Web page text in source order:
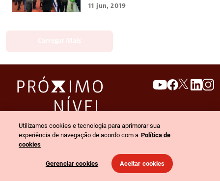
11 jun, 2019
Política de privacidade
Utilizamos cookies e tecnologia para aprimorar sua
experiência de navegação de acordo com a Política de
cookies
Gerenciar cookies Aceitar cookies